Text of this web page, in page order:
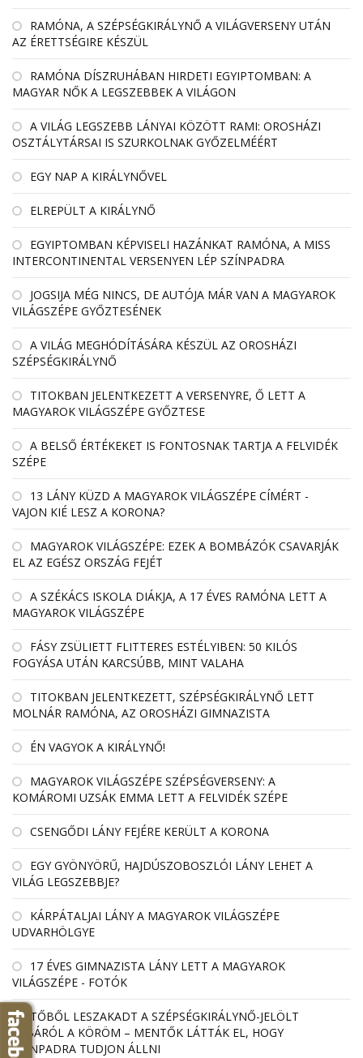
RAMÓNA, A SZÉPSÉGKIRÁLYNŐ A VILÁGVERSENY UTÁN
AZ ÉRETTSÉGIRE KÉSZÜL
RAMÓNA DÍSZRUHÁBAN HIRDETI EGYIPTOMBAN: A
MAGYAR NŐK A LEGSZEBBEK A VILÁGON
A VILÁG LEGSZEBB LÁNYAI KÖZÖTT RAMI: OROSHÁZI
OSZTÁLYTÁRSAI IS SZURKOLNAK GYŐZELMÉÉRT
EGY NAP A KIRÁLYNŐVEL
ELREPÜLT A KIRÁLYNŐ
EGYIPTOMBAN KÉPVISELI HAZÁNKAT RAMÓNA, A MISS
INTERCONTINENTAL VERSENYEN LÉP SZÍNPADRA
JOGSIJA MÉG NINCS, DE AUTÓJA MÁR VAN A MAGYAROK
VILÁGSZÉPE GYŐZTESÉNEK
A VILÁG MEGHÓDÍTÁSÁRA KÉSZÜL AZ OROSHÁZI
SZÉPSÉGKIRÁLYNŐ
TITOKBAN JELENTKEZETT A VERSENYRE, Ő LETT A
MAGYAROK VILÁGSZÉPE GYŐZTESE
A BELSŐ ÉRTÉKEKET IS FONTOSNAK TARTJA A FELVIDÉK
SZÉPE
13 LÁNY KÜZD A MAGYAROK VILÁGSZÉPE CÍMÉRT -
VAJON KIÉ LESZ A KORONA?
MAGYAROK VILÁGSZÉPE: EZEK A BOMBÁZÓK CSAVARJÁK
EL AZ EGÉSZ ORSZÁG FEJÉT
A SZÉKÁCS ISKOLA DIÁKJA, A 17 ÉVES RAMÓNA LETT A
MAGYAROK VILÁGSZÉPE
FÁSY ZSÜLIETT FLITTERES ESTÉLYIBEN: 50 KILÓS
FOGYÁSA UTÁN KARCSÚBB, MINT VALAHA
TITOKBAN JELENTKEZETT, SZÉPSÉGKIRÁLYNŐ LETT
MOLNÁR RAMÓNA, AZ OROSHÁZI GIMNAZISTA
ÉN VAGYOK A KIRÁLYNŐ!
MAGYAROK VILÁGSZÉPE SZÉPSÉGVERSENY: A
KOMÁROMI UZSÁK EMMA LETT A FELVIDÉK SZÉPE
CSENGŐDI LÁNY FEJÉRE KERÜLT A KORONA
EGY GYÖNYÖRŰ, HAJDÚSZOBOSZLÓI LÁNY LEHET A
VILÁG LEGSZEBBJE?
KÁRPÁTALJAI LÁNY A MAGYAROK VILÁGSZÉPE
UDVARHÖLGYE
17 ÉVES GIMNAZISTA LÁNY LETT A MAGYAROK
VILÁGSZÉPE - FOTÓK
TŐBŐL LESZAKADT A SZÉPSÉGKIRÁLYNŐ-JELÖLT
LÁBÁRÓL A KÖRÖM – MENTŐK LÁTTÁK EL, HOGY
SZÍNPADRA TUDJON ÁLLNI